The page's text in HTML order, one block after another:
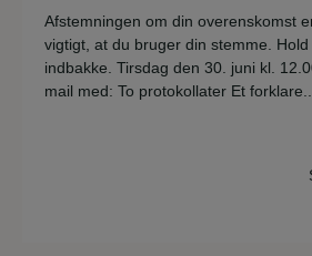
stemme er vigtig!
Afstemningen om din overenskomst
vigtigt, at du bruger din stemme.
indbakke. Tirsdag den 30. juni kl.
mail med: To protokollater Et forklare...